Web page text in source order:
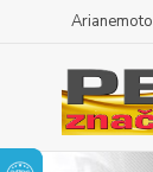
Arianemoto